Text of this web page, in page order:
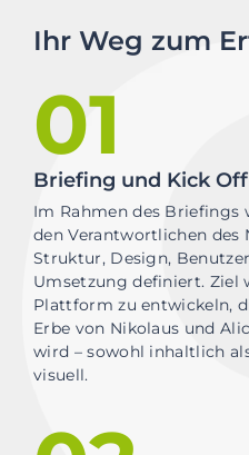
Ihr Weg zum
01
Briefing und Kick Off
Im Rahmen des
den Verantwortlichen des
Struktur, Design,
Umsetzung definiert. Ziel
Plattform zu entwickeln,
Erbe von Nikolaus und
wird – sowohl inhaltlich
visuell.